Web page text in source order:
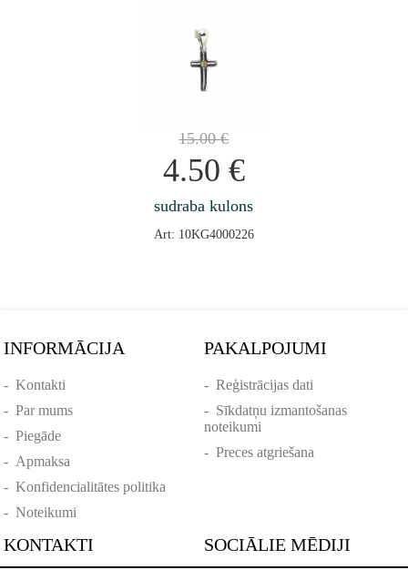
15.00€
4.50 €
sudraba kulons
Art: 10KG4000226
INFORMĀCIJA
-Kontakti
-Par mums
-Piegāde
- Apmaksa
-Konfidencialitātes politika
-Noteikumi
PAKALPOJUMI
- Reģistrācijas dati
- Sīkdatņu izmantošanas
noteikumi
- Preces atgriešana
KONTAKTI SOCIĀLIE MĒDIJI